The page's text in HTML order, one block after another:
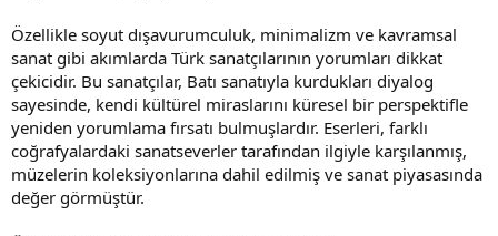
Özellikle soyut dışavurumculuk, minimalizm ve kavramsal
sanat gibi akımlarda Türk sanatçılarının yorumları dikkat
çekicidir. Bu sanatçılar, Batı sanatıyla kurdukları diyalog
sayesinde, kendi kültürel miraslarını küresel bir perspektifle
yeniden yorumlama fırsatı bulmuşlardır. Eserleri, farklı
coğrafyalardaki sanatseverler tarafından ilgiyle karşılanmış,
müzelerin koleksiyonlarına dahil edilmiş ve sanat piyasasında
değer görmüştür.